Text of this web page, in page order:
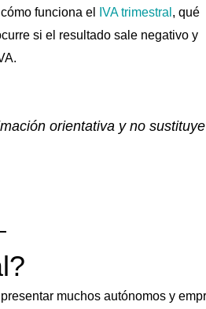
funciona el IVA trimestral , qué
si el resultado sale negativo y
orientativa y no
muchos autónomos y